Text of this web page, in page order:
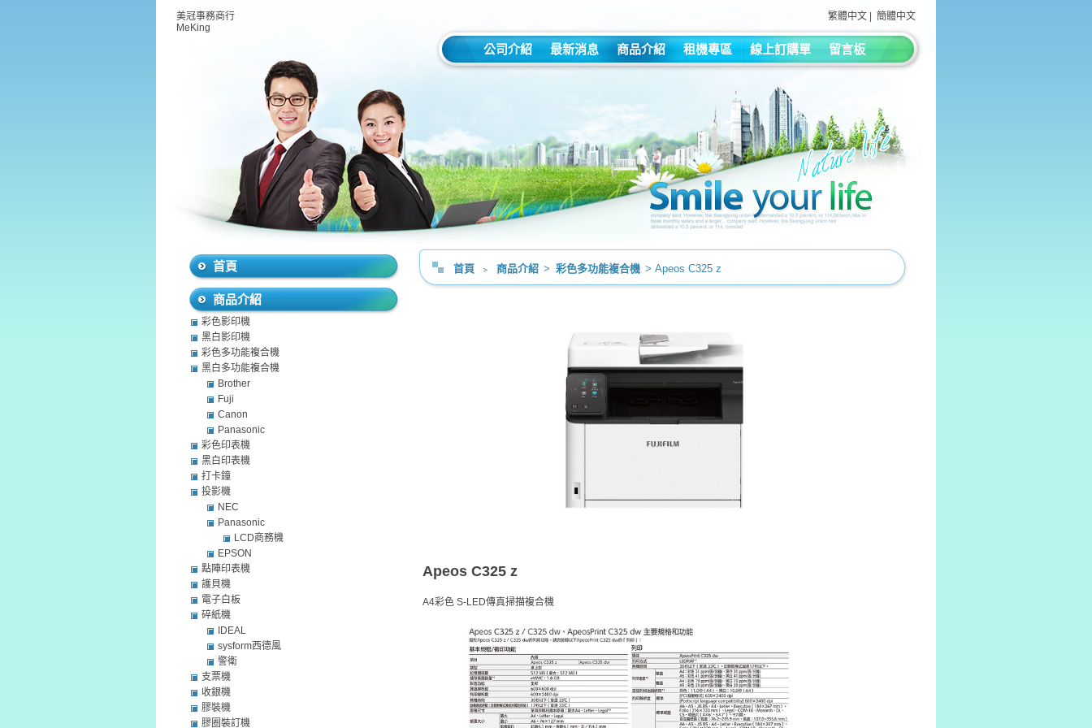
美冠事務商行
MeKing
繁體中文 簡體中文
公司介紹 最新消息 商品介紹 租機專區 線上訂購單 留言板
首頁 ﹥ 商品介紹 > 彩色多功能複合機 > Apeos C325 z
Apeos C325 z
A4彩色 S-LED傳真掃描複合機
首頁
商品介紹
彩色影印機
黑白影印機
彩色多功能複合機
黑白多功能複合機
Brother
Fuji
Canon
Panasonic
彩色印表機
黑白印表機
打卡鐘
投影機
NEC
Panasonic
LCD商務機
EPSON
點陣印表機
護貝機
電子白板
碎紙機
IDEAL
sysform西德風
警衛
支票機
收銀機
膠裝機
膠圈裝訂機